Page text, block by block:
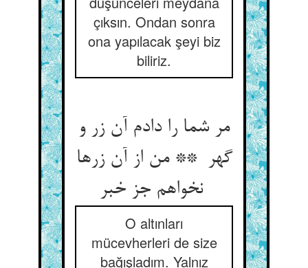
çıksın. Ondan sonra
ona yapılacak şeyi biz
biliriz.
مر شما را دادم آن زر و
گهر ** من از آن زرها
نخواهم جز خبر
O altınları
mücevherleri de size
bağışladım. Yalnız